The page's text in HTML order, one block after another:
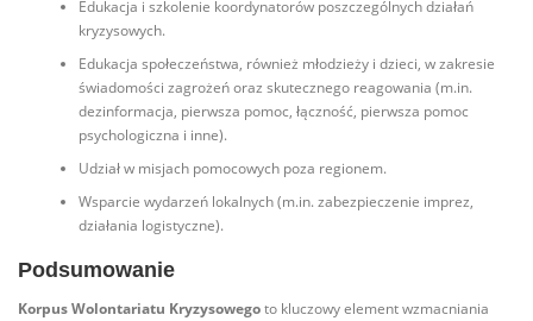
Edukacja i szkolenie koordynatorów poszczególnych działań
kryzysowych.
Edukacja społeczeństwa, również młodzieży i dzieci, w zakresie
świadomości zagrożeń oraz skutecznego reagowania (m.in.
dezinformacja, pierwsza pomoc, łączność, pierwsza pomoc
psychologiczna i inne).
Udział w misjach pomocowych poza regionem.
Wsparcie wydarzeń lokalnych (m.in. zabezpieczenie imprez,
działania logistyczne).
Podsumowanie
Korpus Wolontariatu Kryzysowegoto kluczowy element wzmacniania